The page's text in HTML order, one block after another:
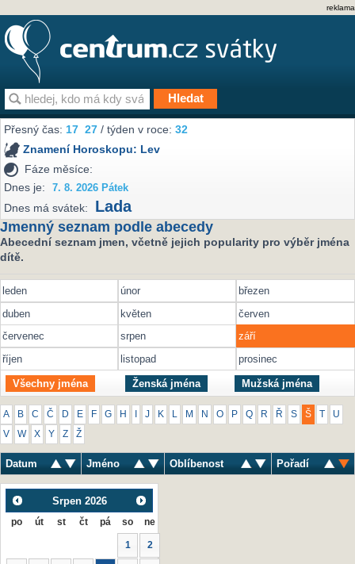
reklama
Přesný čas:17 27 / týden v roce:32
Znamení Horoskopu: Lev
Fáze měsíce:
Dnes je:
7. 8. 2026 Pátek
Dnes má svátek: Lada
Jmenný seznam podle abecedy
Abecední seznam jmen, včetně jejich popularity pro výběr jména
dítě.
leden únor
březen
duben
květen
červen
červenec
srpen
září
říjen
listopad prosinec
Všechny jména Ženská jména Mužská jména
A B C Č D E F G H J K M N O P Q R Ř S Š U
V W X Y Z Ž
Datum Jméno Oblíbenost Pořadí
Srpen 2026
po út st čt pá so ne
1 2